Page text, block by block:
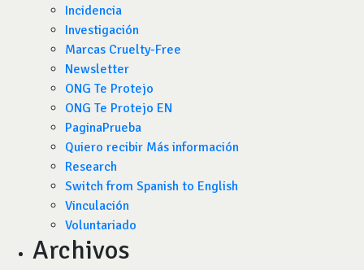
Incidencia
Investigación
Marcas Cruelty-Free
Newsletter
ONG Te Protejo
ONG Te Protejo EN
PaginaPrueba
Quiero recibir Más información
Research
Switch from Spanish to English
Vinculación
Voluntariado
Archivos